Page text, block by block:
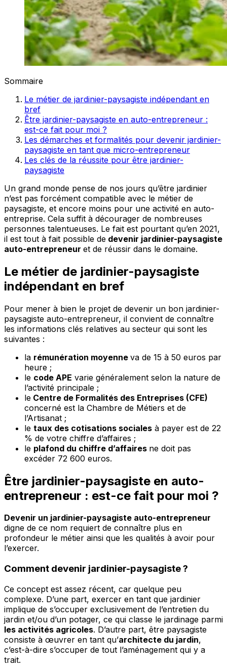
Sommaire
Le métier de jardinier-paysagiste indépendant en
bref
Être jardinier-paysagiste en auto-entrepreneur :
est-ce fait pour moi ?
Les démarches et formalités pour devenir jardinier-
paysagiste en tant que micro-entrepreneur
Les clés de la réussite pour être jardinier-
paysagiste
Un grand monde pense de nos jours qu’être jardinier
n’est pas forcément compatible avec le métier de
paysagiste, et encore moins pour une activité en auto-
entreprise. Cela suffit à décourager de nombreuses
personnes talentueuses. Le fait est pourtant qu’en 2021,
il est tout à fait possible de devenir jardinier-paysagiste
auto-entrepreneur et de réussir dans le domaine.
Le métier de jardinier-paysagiste
indépendant en bref
Pour mener à bien le projet de devenir un bon jardinier-
paysagiste auto-entrepreneur, il convient de connaître
les informations clés relatives au secteur qui sont les
suivantes :
la rémunération moyenne va de 15 à 50 euros par
heure ;
le code APE varie généralement selon la nature de
l’activité principale ;
le Centre de Formalités des Entreprises (CFE)
concerné est la Chambre de Métiers et de
l’Artisanat ;
le taux des cotisations sociales à payer est de 22
% de votre chiffre d’affaires ;
le plafond du chiffre d’affaires ne doit pas
excéder 72 600 euros.
Être jardinier-paysagiste en auto-
entrepreneur : est-ce fait pour moi ?
Devenir un jardinier-paysagiste auto-entrepreneur
digne de ce nom requiert de connaître plus en
profondeur le métier ainsi que les qualités à avoir pour
l’exercer.
Comment devenir jardinier-paysagiste ?
Ce concept est assez récent, car quelque peu
complexe. D’une part, exercer en tant que jardinier
implique de s’occuper exclusivement de l’entretien du
jardin et/ou d’un potager, ce qui classe le jardinage parmi
les activités agricoles. D’autre part, être paysagiste
consiste à œuvrer en tant qu’architecte du jardin,
c’est-à-dire s’occuper de tout l’aménagement qui y a
trait.